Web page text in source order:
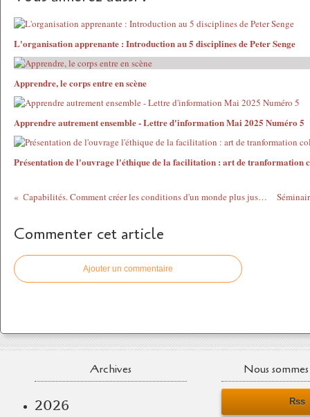
L'organisation apprenante : Introduction au 5 disciplines de Peter Senge
Apprendre, le corps entre en scène
Apprendre autrement ensemble - Lettre d'information Mai 2025 Numéro 5
Présentation de l'ouvrage l'éthique de la facilitation : art de tranformation
Capabilités. Comment créer les conditions d'un monde plus juste? Nussbaum. 2011
Commenter cet article
Ajouter un commentaire
Archives
2026
Nous
Rss